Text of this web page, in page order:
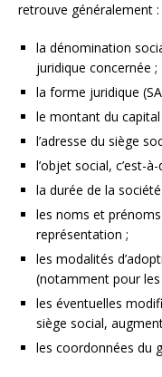
retrouve généralement :
la dénomination
juridique concernée ;
la forme juridique
le montant du capital
l’adresse du siège
l’objet social, c’est-
la durée de la
les noms et
représentation ;
les modalités
(notamment pour
les éventuelles
siège social,
les coordonnées du